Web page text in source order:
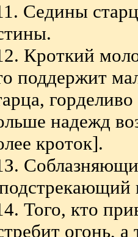
Седины
Кроткий
поддержит
надежд
кроток].
Того, кто
огонь, а